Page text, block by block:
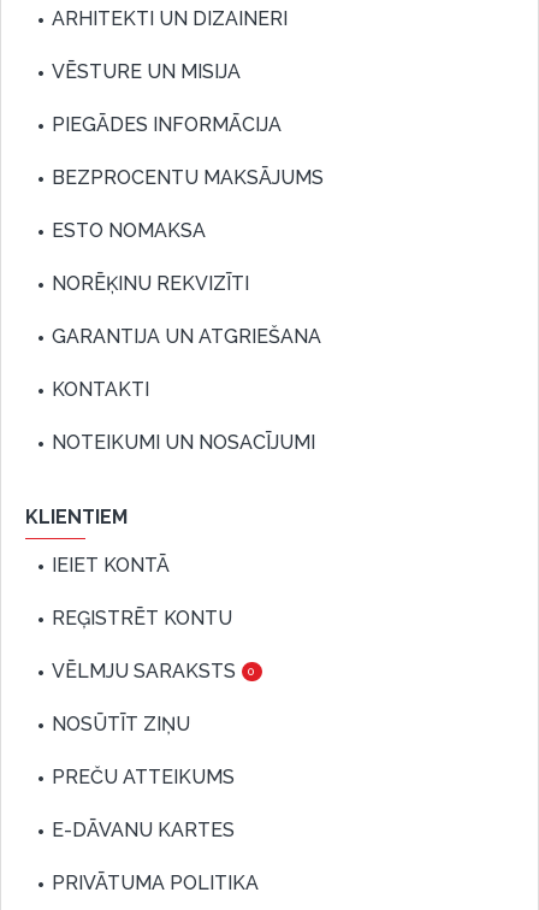
ARHITEKTI UN DIZAINERI
VĒSTURE UN MISIJA
PIEGĀDES INFORMĀCIJA
BEZPROCENTU MAKSĀJUMS
ESTO NOMAKSA
NORĒĶINU REKVIZĪTI
GARANTIJA UN ATGRIEŠANA
KONTAKTI
NOTEIKUMI UN NOSACĪJUMI
KLIENTIEM
IEIET KONTĀ
REĢISTRĒT KONTU
VĒLMJU SARAKSTS 0
NOSŪTĪT ZIŅU
PREČU ATTEIKUMS
E-DĀVANU KARTES
PRIVĀTUMA POLITIKA